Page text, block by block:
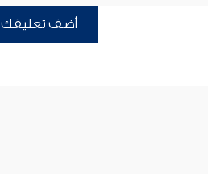
أضف تعليقك